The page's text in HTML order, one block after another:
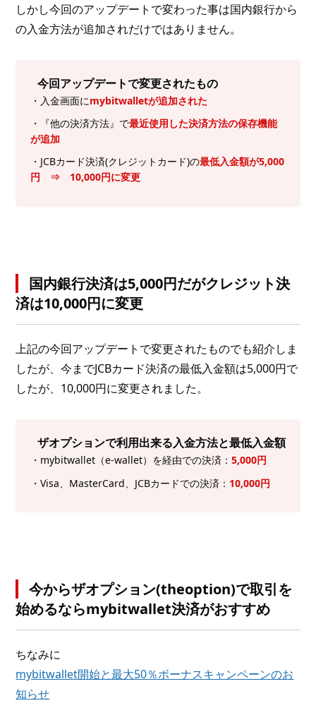
しかし今回のアップデートで変わった事は国内銀行から
の入金方法が追加されだけではありません。
今回アップデートで変更されたもの
・入金画面にmybitwalletが追加された
・『他の決済方法』で最近使用した決済方法の保存機能
が追加
・JCBカード決済(クレジットカード)の最低入金額が5,000
円 ⇒ 10,000円に変更
国内銀行決済は5,000円だがクレジット決
済は10,000円に変更
上記の今回アップデートで変更されたものでも紹介しま
したが、今までJCBカード決済の最低入金額は5,000円で
したが、10,000円に変更されました。
ザオプションで利用出来る入金方法と最低入金額
・mybitwallet（e-wallet）を経由での決済： 5,000円
・Visa、MasterCard、JCBカードでの決済： 10,000円
今からザオプション(theoption)で取引を
始めるならmybitwallet決済がおすすめ
ちなみに
mybitwallet開始と最大50％ボーナスキャンペーンのお
知らせ